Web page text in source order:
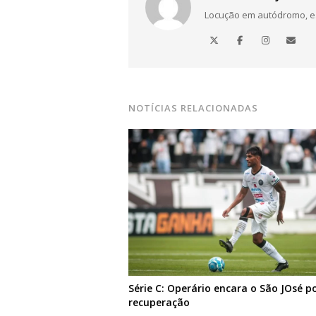
Locução em autódromo,
NOTÍCIAS RELACIONADAS
Série C: Operário encara o São JOsé
recuperação